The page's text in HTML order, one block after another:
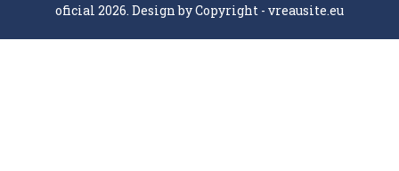
oficial 2026. Design byCopyright - vreausite.eu